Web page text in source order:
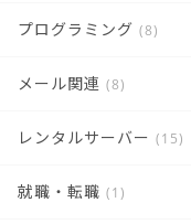
プログラミング (8)
メール関連 (8)
レンタルサーバー (15)
就職・転職 (1)